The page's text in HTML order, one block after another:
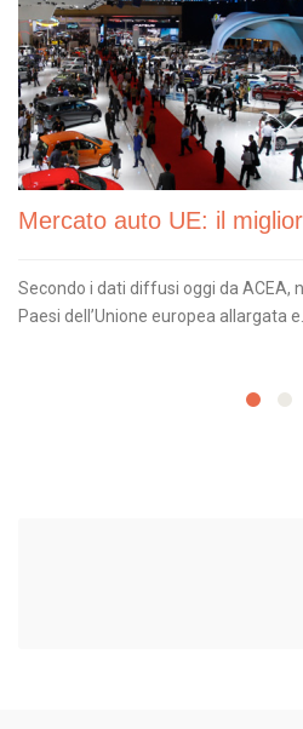
Mercato auto UE: il
Secondo i dati diffusi oggi da ACEA,
Paesi dell’Unione europea allargata e...